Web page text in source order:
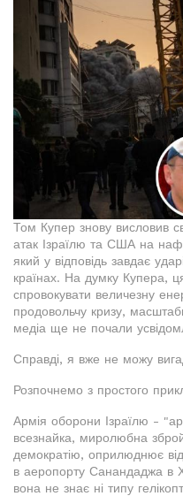
Том Купер знову висловив
атак Ізраїлю та США на
який у відповідь завдає
країнах. На думку Купера,
спровокувати величезну
продовольчу кризу,
медіа ще не почали
Справді, я вже не можу
Розпочнемо з простого
Армія оборони Ізраїлю -
всезнайка, миролюбна
демократію, оприлюднює
в аеропорту Санандаджа в
вона не знає ні типу